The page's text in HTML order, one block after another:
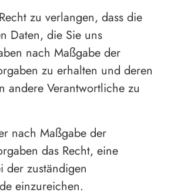
zu verlangen, dass die
Daten, die Sie uns
nach Maßgabe der
zu erhalten und deren
andere Verantwortliche zu
nach Maßgabe der
das Recht, eine
der zuständigen
einzureichen.